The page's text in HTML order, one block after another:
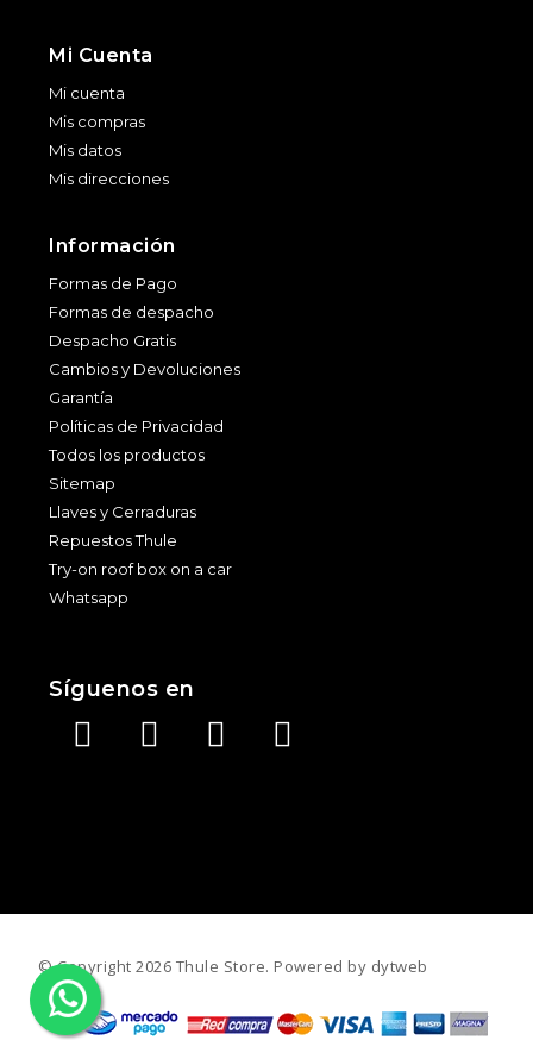
Mi Cuenta
Mi cuenta
Mis compras
Mis datos
Mis direcciones
Información
Formas de Pago
Formas de despacho
Despacho Gratis
Cambios y Devoluciones
Garantía
Políticas de Privacidad
Todos los productos
Sitemap
Llaves y Cerraduras
Repuestos Thule
Try-on roof box on a car
Whatsapp
Síguenos en
©️ Copyright 2026 Thule Store. Powered by dytweb